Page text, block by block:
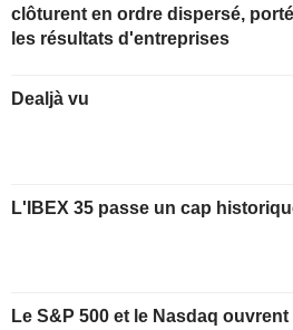
clôturent en ordre dispersé,
les résultats d'entreprises
Dealjà vu
L'IBEX 35 passe un cap
Le S&P 500 et le Nasdaq ouvrent